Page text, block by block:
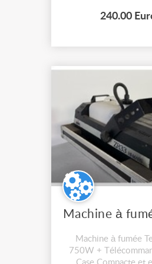
rangement des
240.00
Machine à fumée
750W +